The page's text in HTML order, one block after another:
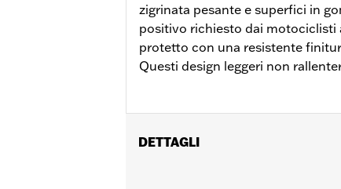
zigrinata pesante e superfici in
positivo richiesto dai motociclisti
protetto con una resistente
Questi design leggeri non
DETTAGLI